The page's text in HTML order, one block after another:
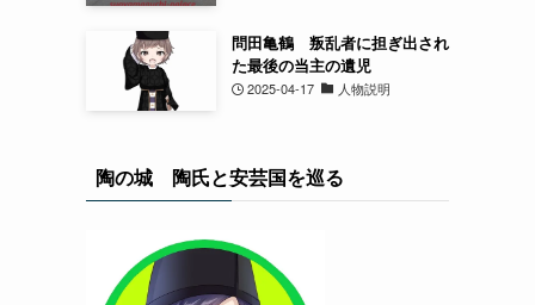
問田亀鶴 叛乱者に担ぎ出され
た最後の当主の遺児
2025-04-17 人物説明
陶の城 陶氏と安芸国を巡る